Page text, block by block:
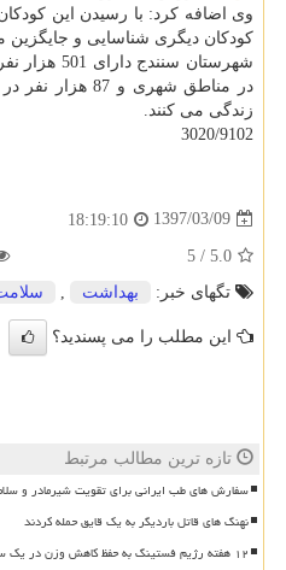
وی اضافه كرد: با رسیدن این
كودكان دیگری شناسایی و جایگزین
در مناطق شهری و
زندگی می كنند.
3020/9102
1397/03/09
18:19:10
5.0
/
5
تگهای خبر:
بهداشت
این مطلب را می پسندید؟
تازه ترین مطالب مرتبط
سفارش های طب ایرانی برای تقویت شیرمادر و
نهنگ های قاتل باردیگر به یک قایق حمله کردند
۱۲ هفته رژیم فستینگ به حفظ کاهش وزن در یک سال بعد کمک نماید